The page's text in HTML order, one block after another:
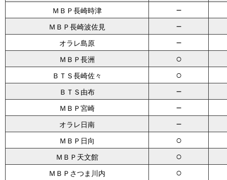
ＭＢＰ長崎時津 －
ＭＢＰ長崎波佐見 －
オラレ島原 －
ＭＢＰ長洲 ○
ＢＴＳ長崎佐々 ○
ＢＴＳ由布 －
ＭＢＰ宮崎 －
オラレ日南 －
ＭＢＰ日向 ○
ＭＢＰ天文館 ○
ＭＢＰさつま川内 ○